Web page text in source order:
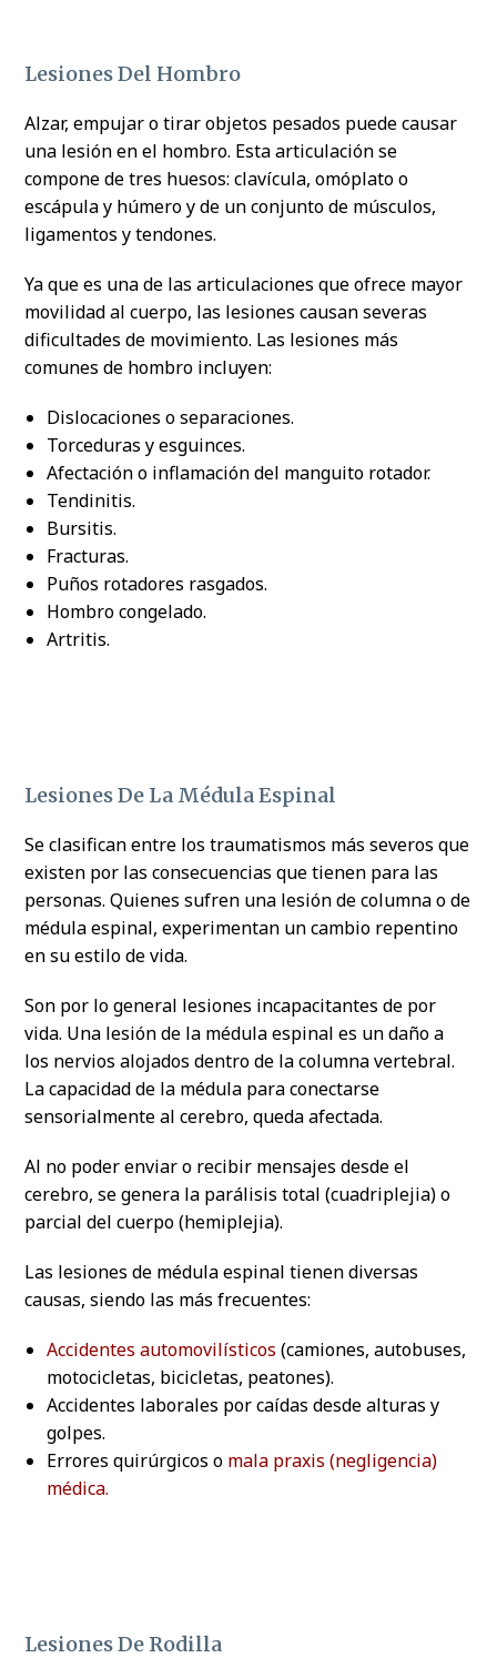
Lesiones Del Hombro
Alzar, empujar o tirar objetos pesados puede causar
una lesión en el hombro. Esta articulación se
compone de tres huesos: clavícula, omóplato o
escápula y húmero y de un conjunto de músculos,
ligamentos y tendones.
Ya que es una de las articulaciones que ofrece mayor
movilidad al cuerpo, las lesiones causan severas
dificultades de movimiento. Las lesiones más
comunes de hombro incluyen:
Dislocaciones o separaciones.
Torceduras y esguinces.
Afectación o inflamación del manguito rotador.
Tendinitis.
Bursitis.
Fracturas.
Puños rotadores rasgados.
Hombro congelado.
Artritis.
Lesiones De La Médula Espinal
Se clasifican entre los traumatismos más severos que
existen por las consecuencias que tienen para las
personas. Quienes sufren una lesión de columna o de
médula espinal, experimentan un cambio repentino
en su estilo de vida.
Son por lo general lesiones incapacitantes de por
vida. Una lesión de la médula espinal es un daño a
los nervios alojados dentro de la columna vertebral.
La capacidad de la médula para conectarse
sensorialmente al cerebro, queda afectada.
Al no poder enviar o recibir mensajes desde el
cerebro, se genera la parálisis total (cuadriplejia) o
parcial del cuerpo (hemiplejia).
Las lesiones de médula espinal tienen diversas
causas, siendo las más frecuentes:
Accidentes automovilísticos(camiones, autobuses,
motocicletas, bicicletas, peatones).
Accidentes laborales por caídas desde alturas y
golpes.
Errores quirúrgicos o mala praxis (negligencia)
médica.
Lesiones De Rodilla